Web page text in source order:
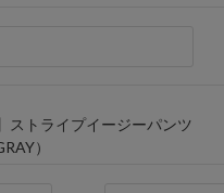
ストライプイージーパンツ
）